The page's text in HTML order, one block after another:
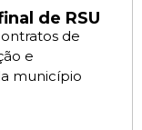
de RSU
de
e
município